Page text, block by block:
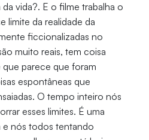
vida?. E o filme trabalha o
limite da realidade da
ficcionalizadas no
muito reais, tem coisa
que parece que foram
espontâneas que
O tempo inteiro nós
esses limites. É uma
nós todos tentando